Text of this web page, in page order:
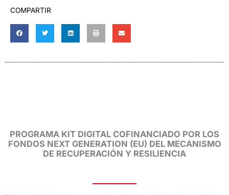
COMPARTIR
PROGRAMA KIT DIGITAL COFINANCIADO POR LOS
FONDOS NEXT GENERATION (EU) DEL MECANISMO
DE RECUPERACIÓN Y RESILIENCIA